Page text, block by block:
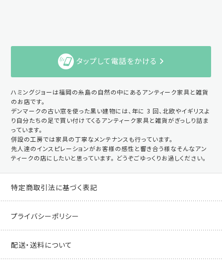
タップして電話をかける
ハミングジョーは福岡の糸島の自然の中にあるアンティーク家具と雑貨
のお店です。
デンマークの古い窓を使った黒い建物には、年に 3 回、北欧やイギリスよ
り自分たちの足で買い付けてくるアンティーク家具と雑貨がぎっしり詰ま
っています。
併設の工房では家具の丁寧なメンテナンスも行っています。
先人達のインスピレーションがお客様の感性と響き合う様なそんなアン
ティークの店にしたいと思っています。 どうぞごゆっくりお過しください。
特定商取引法に基づく表記
プライバシーポリシー
配送・送料について